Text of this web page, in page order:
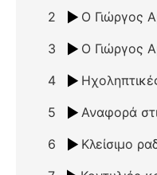
2
3
4
5
6 Κλείσιμο